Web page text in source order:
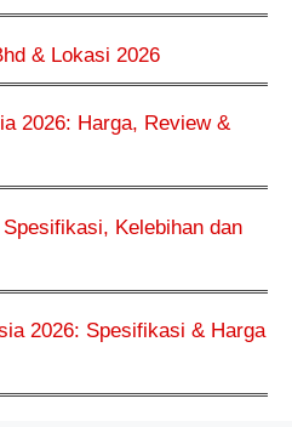
& Lokasi 2026
2026: Harga, Review &
Kelebihan dan
2026: Spesifikasi & Harga